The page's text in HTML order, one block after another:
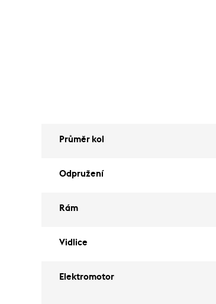
Průměr kol
Odpružení
Rám
Vidlice
Elektromotor